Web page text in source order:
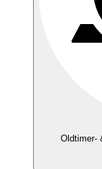
Oldtimer-